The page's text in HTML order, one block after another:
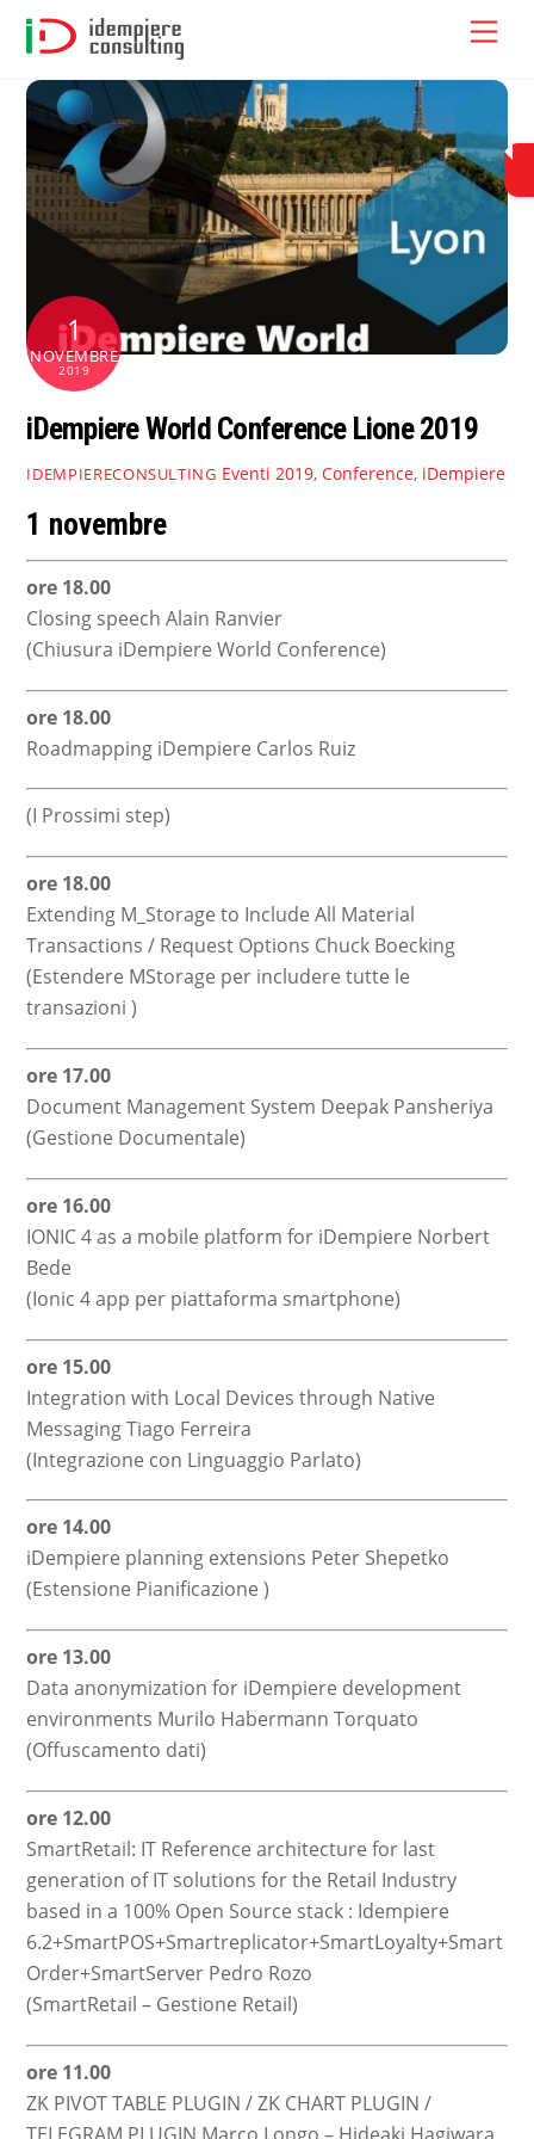
Skip
content
1
NOVEMBRE
2019
iDempiere World Conference Lione 2019
IDEMPIERECONSULTING Eventi 2019, Conference, iDempiere
1 novembre
ore 18.00
Closing speech Alain Ranvier
(Chiusura iDempiere World Conference)
ore 18.00
Roadmapping iDempiere Carlos Ruiz
(I Prossimi step)
ore 18.00
Extending M_Storage to Include All Material
Transactions / Request Options Chuck Boecking
(Estendere MStorage per includere tutte le
transazioni )
ore 17.00
Document Management System Deepak Pansheriya
(Gestione Documentale)
ore 16.00
IONIC 4 as a mobile platform for iDempiere Norbert
Bede
(Ionic 4 app per piattaforma smartphone)
ore 15.00
Integration with Local Devices through Native
Messaging Tiago Ferreira
(Integrazione con Linguaggio Parlato)
ore 14.00
iDempiere planning extensions Peter Shepetko
(Estensione Pianificazione )
ore 13.00
Data anonymization for iDempiere development
environments Murilo Habermann Torquato
(Offuscamento dati)
ore 12.00
SmartRetail: IT Reference architecture for last
generation of IT solutions for the Retail Industry
based in a 100% Open Source stack : Idempiere
6.2+SmartPOS+Smartreplicator+SmartLoyalty+Smart
Order+SmartServer Pedro Rozo
(SmartRetail – Gestione Retail)
ore 11.00
ZK PIVOT TABLE PLUGIN / ZK CHART PLUGIN /